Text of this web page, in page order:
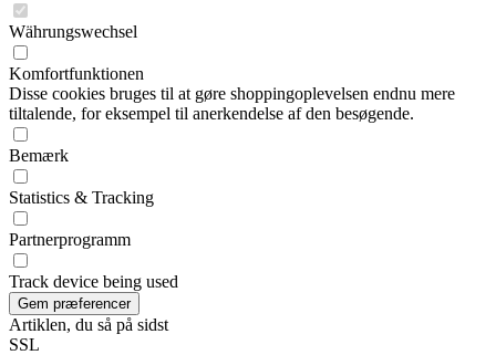
Währungswechsel
Komfortfunktionen
Disse cookies bruges til at gøre shoppingoplevelsen endnu mere
tiltalende, for eksempel til anerkendelse af den besøgende.
Bemærk
Statistics & Tracking
Partnerprogramm
Track device being used
Artiklen, du så på sidst
SSL